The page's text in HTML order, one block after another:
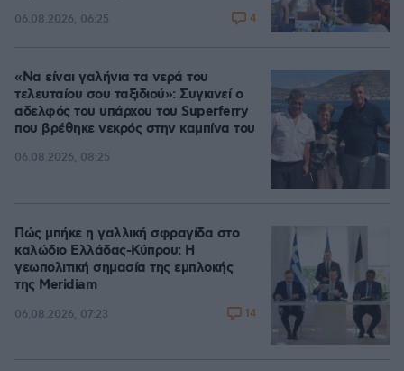
06.08.2026, 06:25 4
«Να είναι γαλήνια τα νερά του
τελευταίου σου ταξιδιού»: Συγκινεί ο
αδελφός του υπάρχου του Superferry
που βρέθηκε νεκρός στην καμπίνα του
06.08.2026, 08:25
Πώς μπήκε η γαλλική σφραγίδα στο
καλώδιο Ελλάδας-Κύπρου: Η
γεωπολιτική σημασία της εμπλοκής
της Meridiam
06.08.2026, 07:23 14